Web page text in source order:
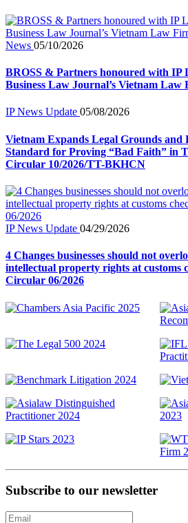
News 05/10/2026
BROSS & Partners honoured with IP
Business Law Journal’s Vietnam Law
IP News Update 05/08/2026
Vietnam Expands Legal Grounds and
Standard for Proving “Bad Faith” in
Circular 10/2026/TT-BKHCN
IP News Update 04/29/2026
4 Changes businesses should not
intellectual property rights at customs
Circular 06/2026
Subscribe to our newsletter
Email